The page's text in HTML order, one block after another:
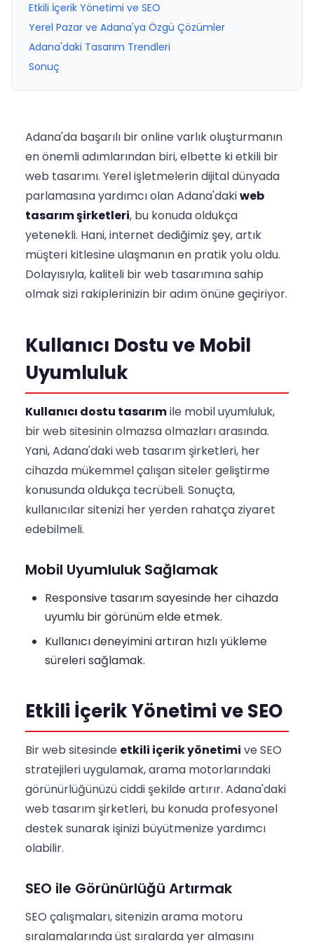
Etkili İçerik Yönetimi ve SEO
Yerel Pazar ve Adana'ya Özgü Çözümler
Adana'daki Tasarım Trendleri
Sonuç
Adana'da başarılı bir online varlık oluşturmanın
en önemli adımlarından biri, elbette ki etkili bir
web tasarımı. Yerel işletmelerin dijital dünyada
parlamasına yardımcı olan Adana'dakiweb
tasarım şirketleri, bu konuda oldukça
yetenekli. Hani, internet dediğimiz şey, artık
müşteri kitlesine ulaşmanın en pratik yolu oldu.
Dolayısıyla, kaliteli bir web tasarımına sahip
olmak sizi rakiplerinizin bir adım önüne geçiriyor.
Kullanıcı Dostu ve Mobil
Uyumluluk
Kullanıcı dostu tasarımile mobil uyumluluk,
bir web sitesinin olmazsa olmazları arasında.
Yani, Adana'daki web tasarım şirketleri, her
cihazda mükemmel çalışan siteler geliştirme
konusunda oldukça tecrübeli. Sonuçta,
kullanıcılar sitenizi her yerden rahatça ziyaret
edebilmeli.
Mobil Uyumluluk Sağlamak
Responsive tasarım sayesinde her cihazda
uyumlu bir görünüm elde etmek.
Kullanıcı deneyimini artıran hızlı yükleme
süreleri sağlamak.
Etkili İçerik Yönetimi ve SEO
Bir web sitesinde etkili içerik yönetimi ve SEO
stratejileri uygulamak, arama motorlarındaki
görünürlüğünüzü ciddi şekilde artırır. Adana'daki
web tasarım şirketleri, bu konuda profesyonel
destek sunarak işinizi büyütmenize yardımcı
olabilir.
SEO ile Görünürlüğü Artırmak
SEO çalışmaları, sitenizin arama motoru
sıralamalarında üst sıralarda yer almasını